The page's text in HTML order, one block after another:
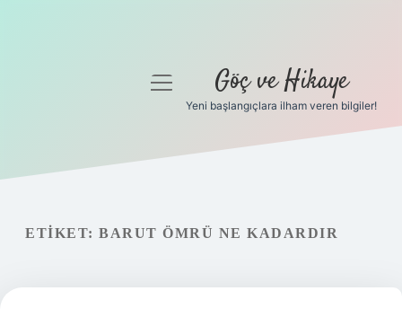
Gizlilik Politikası
menüyü
Göç ve Hikaye
Yeni başlangıçlara ilham veren bilgiler!
ETIKET: BARUT ÖMRÜ NE KADARDIR